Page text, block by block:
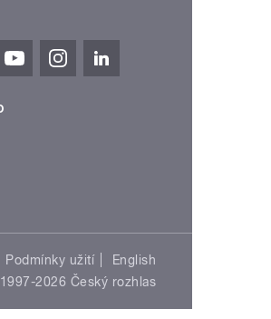
Podmínky užití
English
2026 Český rozhlas